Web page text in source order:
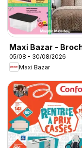
Maxi Bazar -
05/08 - 30/08/2026
Maxi Bazar